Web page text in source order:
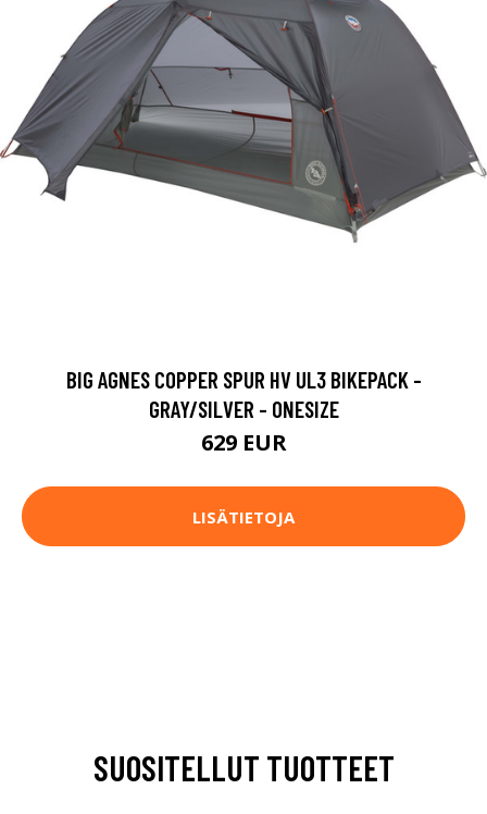
BIG AGNES COPPER SPUR HV UL3 BIKEPACK -
GRAY/SILVER - ONESIZE
629 EUR
LISÄTIETOJA
SUOSITELLUT TUOTTEET